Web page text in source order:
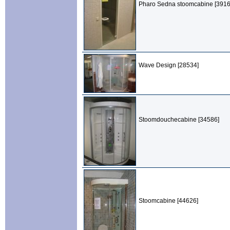
Pharo Sedna stoomcabine
Wave Design [28534]
Stoomdouchecabine [34586]
Stoomcabine [44626]